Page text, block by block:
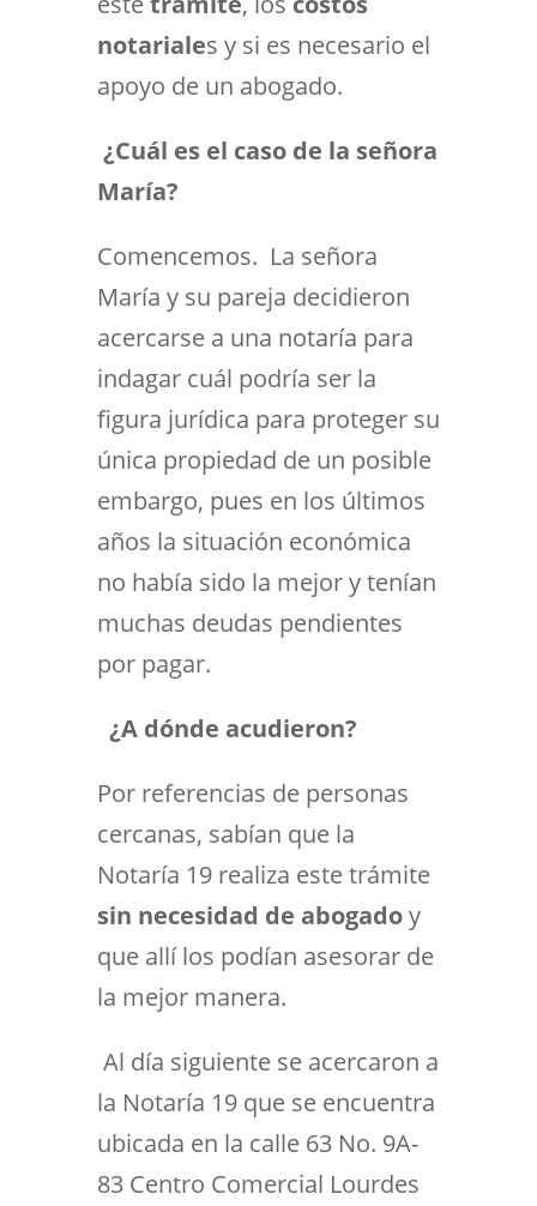
notariales y si es necesario el
apoyo de un abogado.
¿Cuál es el caso de la señora
María?
Comencemos. La señora
María y su pareja decidieron
acercarse a una notaría para
indagar cuál podría ser la
figura jurídica para proteger su
única propiedad de un posible
embargo, pues en los últimos
años la situación económica
no había sido la mejor y tenían
muchas deudas pendientes
por pagar.
¿A dónde acudieron?
Por referencias de personas
cercanas, sabían que la
Notaría 19 realiza este trámite
sin necesidad de abogadoy
que allí los podían asesorar de
la mejor manera.
Al día siguiente se acercaron a
la Notaría 19 que se encuentra
ubicada en la calle 63 No. 9A-
83 Centro Comercial Lourdes